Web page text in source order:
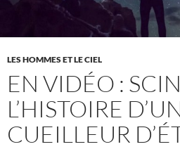
LES HOMMES ET LE CIEL
EN VIDÉO :
L’HISTOIRE
CUEILLEUR